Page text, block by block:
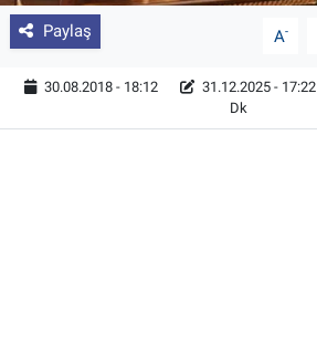
Paylaş A-
30.08.2018 - 18:12 31.12.2025 - 17:22
Dk
Üretici Birlikleri
Şeker ve Şekerli Mamüller
Tahıllar ve Baklagiller